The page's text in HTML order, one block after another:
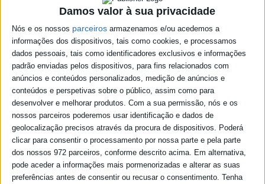
Damos valor à sua privacidade
Nós e os nossos parceiros armazenamos e/ou acedemos a
informações dos dispositivos, tais como cookies, e processamos
dados pessoais, tais como identificadores exclusivos e informações
padrão enviadas pelos dispositivos, para fins relacionados com
anúncios e conteúdos personalizados, medição de anúncios e
conteúdos e perspetivas sobre o público, assim como para
desenvolver e melhorar produtos. Com a sua permissão, nós e os
nossos parceiros poderemos usar identificação e dados de
geolocalização precisos através da procura de dispositivos. Poderá
clicar para consentir o processamento por nossa parte e pela parte
dos nossos 972 parceiros, conforme descrito acima. Em alternativa,
pode aceder a informações mais pormenorizadas e alterar as suas
preferências antes de consentir ou recusar o consentimento. Tenha